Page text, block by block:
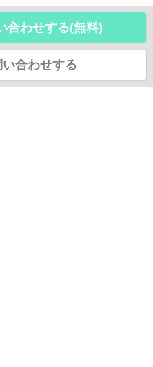
合わせする(無料)
合わせする